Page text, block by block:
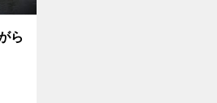
ら